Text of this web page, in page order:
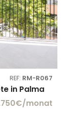
REF: RM-R067
in Palma
monat